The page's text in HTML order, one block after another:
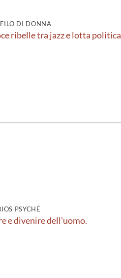
DI DONNA
ribelle tra jazz e lotta politica
PSYCHÈ
e divenire dell’uomo.